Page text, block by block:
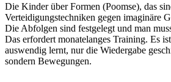
Die Kinder über Formen (Poomse), das
Verteidigungstechniken gegen imaginäre
Die Abfolgen sind festgelegt und man
Das erfordert monatelanges Training. Es
auswendig lernt, nur die Wiedergabe
sondern Bewegungen.